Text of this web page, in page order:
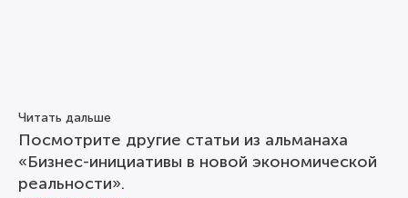
Читать дальше
Посмотрите другие статьи из альманаха
«Бизнес-инициативы в новой экономической
реальности».